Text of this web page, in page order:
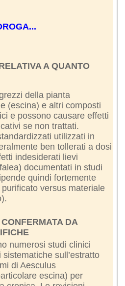
A QUANTO
della pianta
(escina) e altri composti
e possono causare effetti
se non trattati.
utilizzati in
ben tollerati a dosi
indesiderati lievi
documentati in studi
quindi fortemente
versus materiale
CONFERMATA DA
numerosi studi clinici
sull’estratto
di Aesculus
escina) per